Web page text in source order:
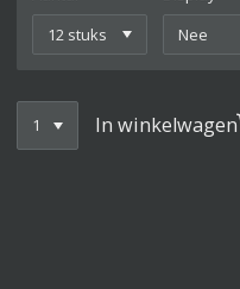
In winkelwagen